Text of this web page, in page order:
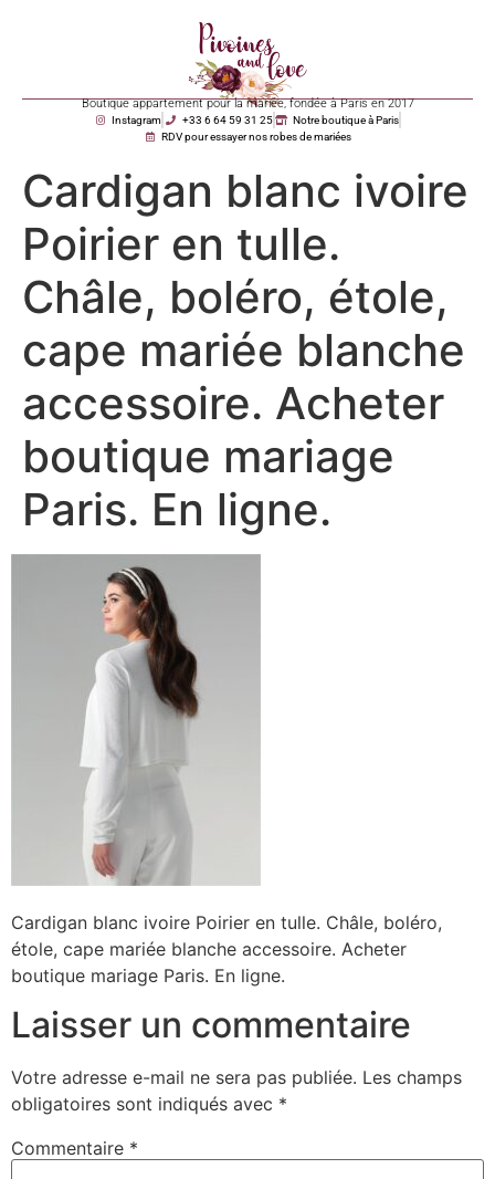
Boutique appartement pour la mariée, fondée à Paris en 2017
Instagram +33 6 64 59 31 25
Notre boutique à Paris
RDV pour essayer nos robes de mariées
Cardigan blanc ivoire
Poirier en tulle.
Châle, boléro, étole,
cape mariée blanche
accessoire. Acheter
boutique mariage
Paris. En ligne.
Cardigan blanc ivoire Poirier en tulle. Châle, boléro,
étole, cape mariée blanche accessoire. Acheter
boutique mariage Paris. En ligne.
Laisser un commentaire
Votre adresse e-mail ne sera pas publiée. Les champs
obligatoires sont indiqués avec *
Commentaire *